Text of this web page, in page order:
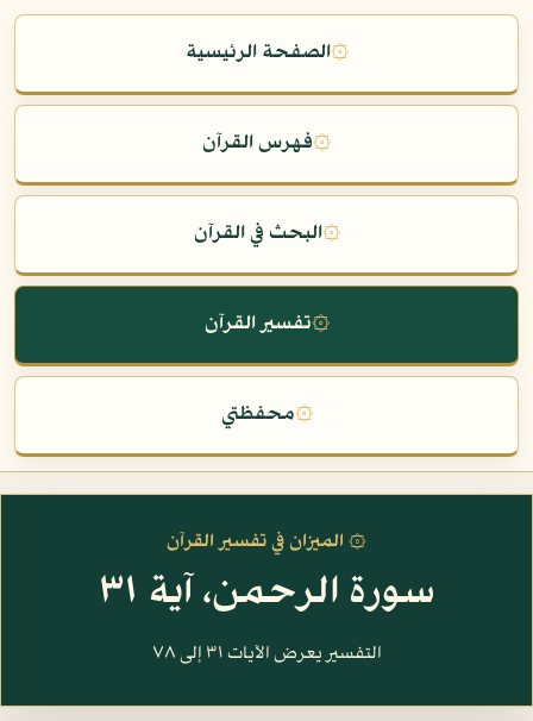
۞الصفحة الرئيسية
۞فهرس القرآن
۞البحث في القرآن
۞تفسير القرآن
۞محفظتي
۞ الميزان في تفسير القرآن
سورة الرحمن، آية ٣١
التفسير يعرض الآيات ٣١ إلى ٧٨